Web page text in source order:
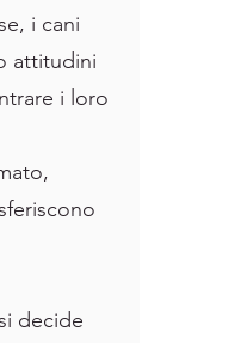
i cani
attitudini
i loro
decide